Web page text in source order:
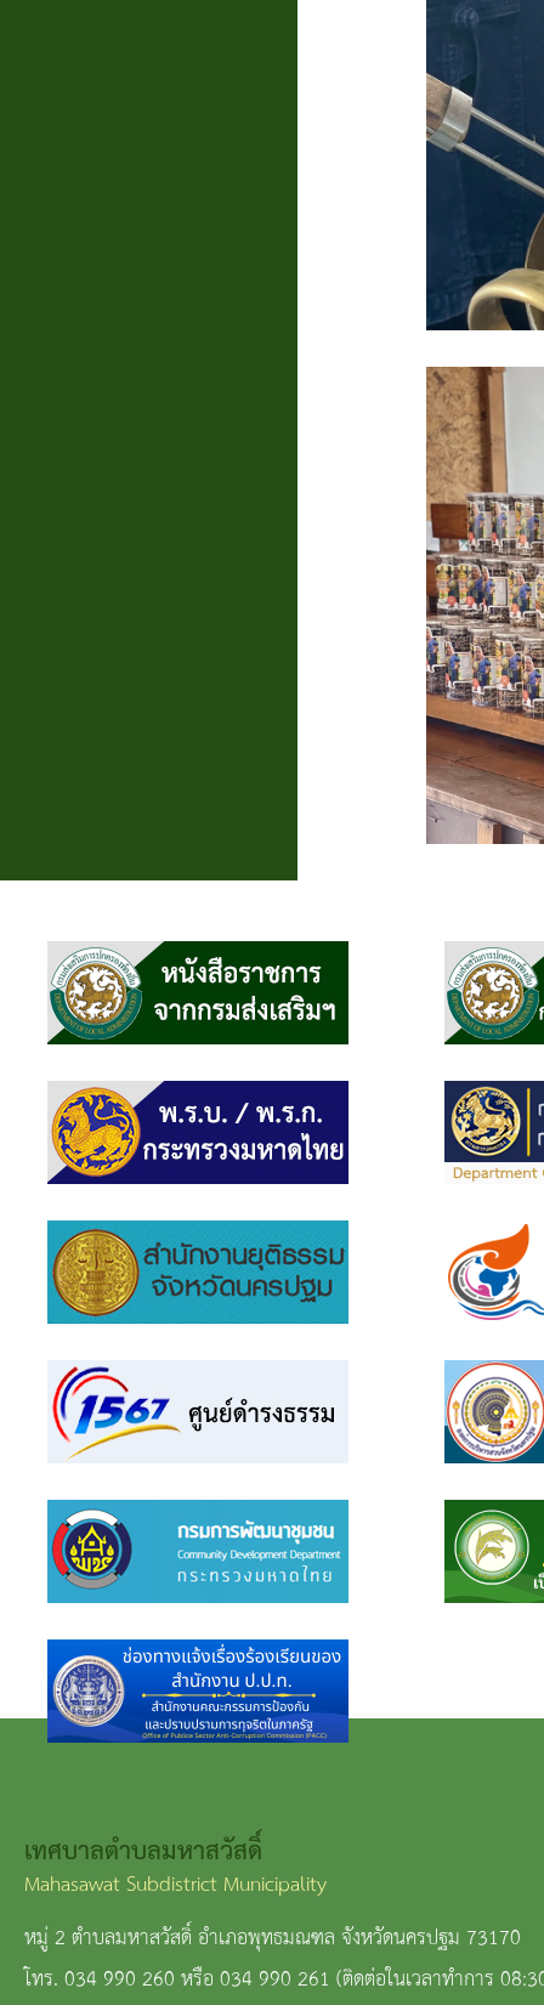
เทศบาลตำบลมหาสวัสดิ์
Mahasawat Subdistrict Municipality
หมู่ 2 ตำบลมหาสวัสดิ์ อำเภอพุทธมณฑล จังหวัดนครปฐม 73170
โทร. 034 990 260 หรือ 034 990 261 (ติดต่อในเวลาทำการ